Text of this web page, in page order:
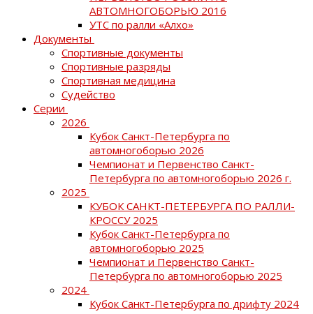
АВТОМНОГОБОРЬЮ 2016
УТС по ралли «Алхо»
Документы
Спортивные документы
Спортивные разряды
Спортивная медицина
Судейство
Серии
2026
Кубок Санкт-Петербурга по
автомногоборью 2026
Чемпионат и Первенство Санкт-
Петербурга по автомногоборью 2026 г.
2025
КУБОК САНКТ-ПЕТЕРБУРГА ПО РАЛЛИ-
КРОССУ 2025
Кубок Санкт-Петербурга по
автомногоборью 2025
Чемпионат и Первенство Санкт-
Петербурга по автомногоборью 2025
2024
Кубок Санкт-Петербурга по дрифту 2024